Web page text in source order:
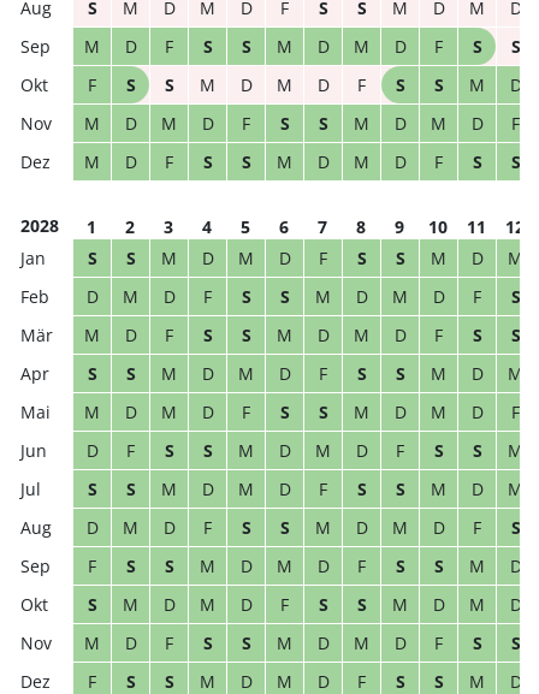
S M D M D F S S M D M
D
M
D F S S M D M D F S
S
F
S S M D M D F S S M
D
M
D M D F S S M D M D
F
M
D F S S M D M D F S S
2028 1 2 3 4 5 6 7 8 9 10 11
12
S
S M D M D F S S M D
M
D
M D F S S M D M D F
S
M
D F S S M D M D F S
S
S
S M D M D F S S M D
M
M
D M D F S S M D M D
F
D
F S S M D M D F S S
M
S
S M D M D F S S M D
M
D
M D F S S M D M D F
S
F
S S M D M D F S S M
D
S
M D M D F S S M D M
D
M
D F S S M D M D F S
S
F
S S M D M D F S S M D